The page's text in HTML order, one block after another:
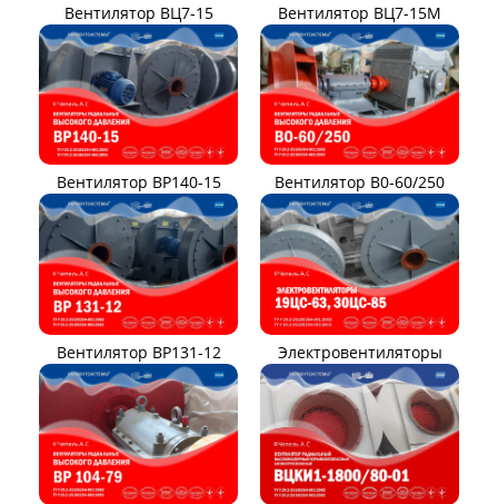
Вентилятор ВЦ7-15 Вентилятор ВЦ7-15М
Вентилятор ВР140-15 Вентилятор В0-60/250
Вентилятор ВР131-12 Электровентиляторы